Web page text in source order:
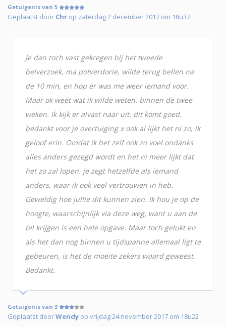
Getuigenis van 5
Geplaatst door Chr op zaterdag 2 december 2017 om 18u37
Je dan toch vast gekregen bij het tweede
belverzoek, ma potverdorie, wilde terug bellen na
de 10 min, en hop er was me weer iemand voor.
Maar ok weet wat ik wilde weten. binnen de twee
weken. Ik kijk er alvast naar uit. dit komt goed.
bedankt voor je overtuiging x ook al lijkt het ni zo, ik
geloof erin. Omdat ik het zelf ook zo voel ondanks
alles anders gezegd wordt en het ni meer lijkt dat
het zo zal lopen. je zegt hetzelfde als iemand
anders, waar ik ook veel vertrouwen in heb.
Geweldig hoe jullie dit kunnen zien. Ik hou je op de
hoogte, waarschijnlijk via deze weg, want u aan de
tel krijgen is een hele opgave. Maar toch gelukt en
als het dan nog binnen u tijdspanne allemaal ligt te
gebeuren, is het de moeite zekers waard geweest.
Bedankt.
Getuigenis van 3
Geplaatst doorWendy op vrijdag 24 november 2017 om 18u22